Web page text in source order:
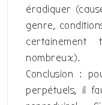
éradiquer
genre,
nombreux).
Conclusion :
perpétuels, il